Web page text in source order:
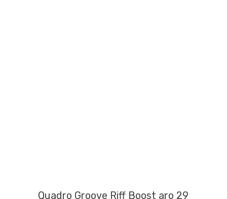
Quadro Groove Riff Boost aro 29